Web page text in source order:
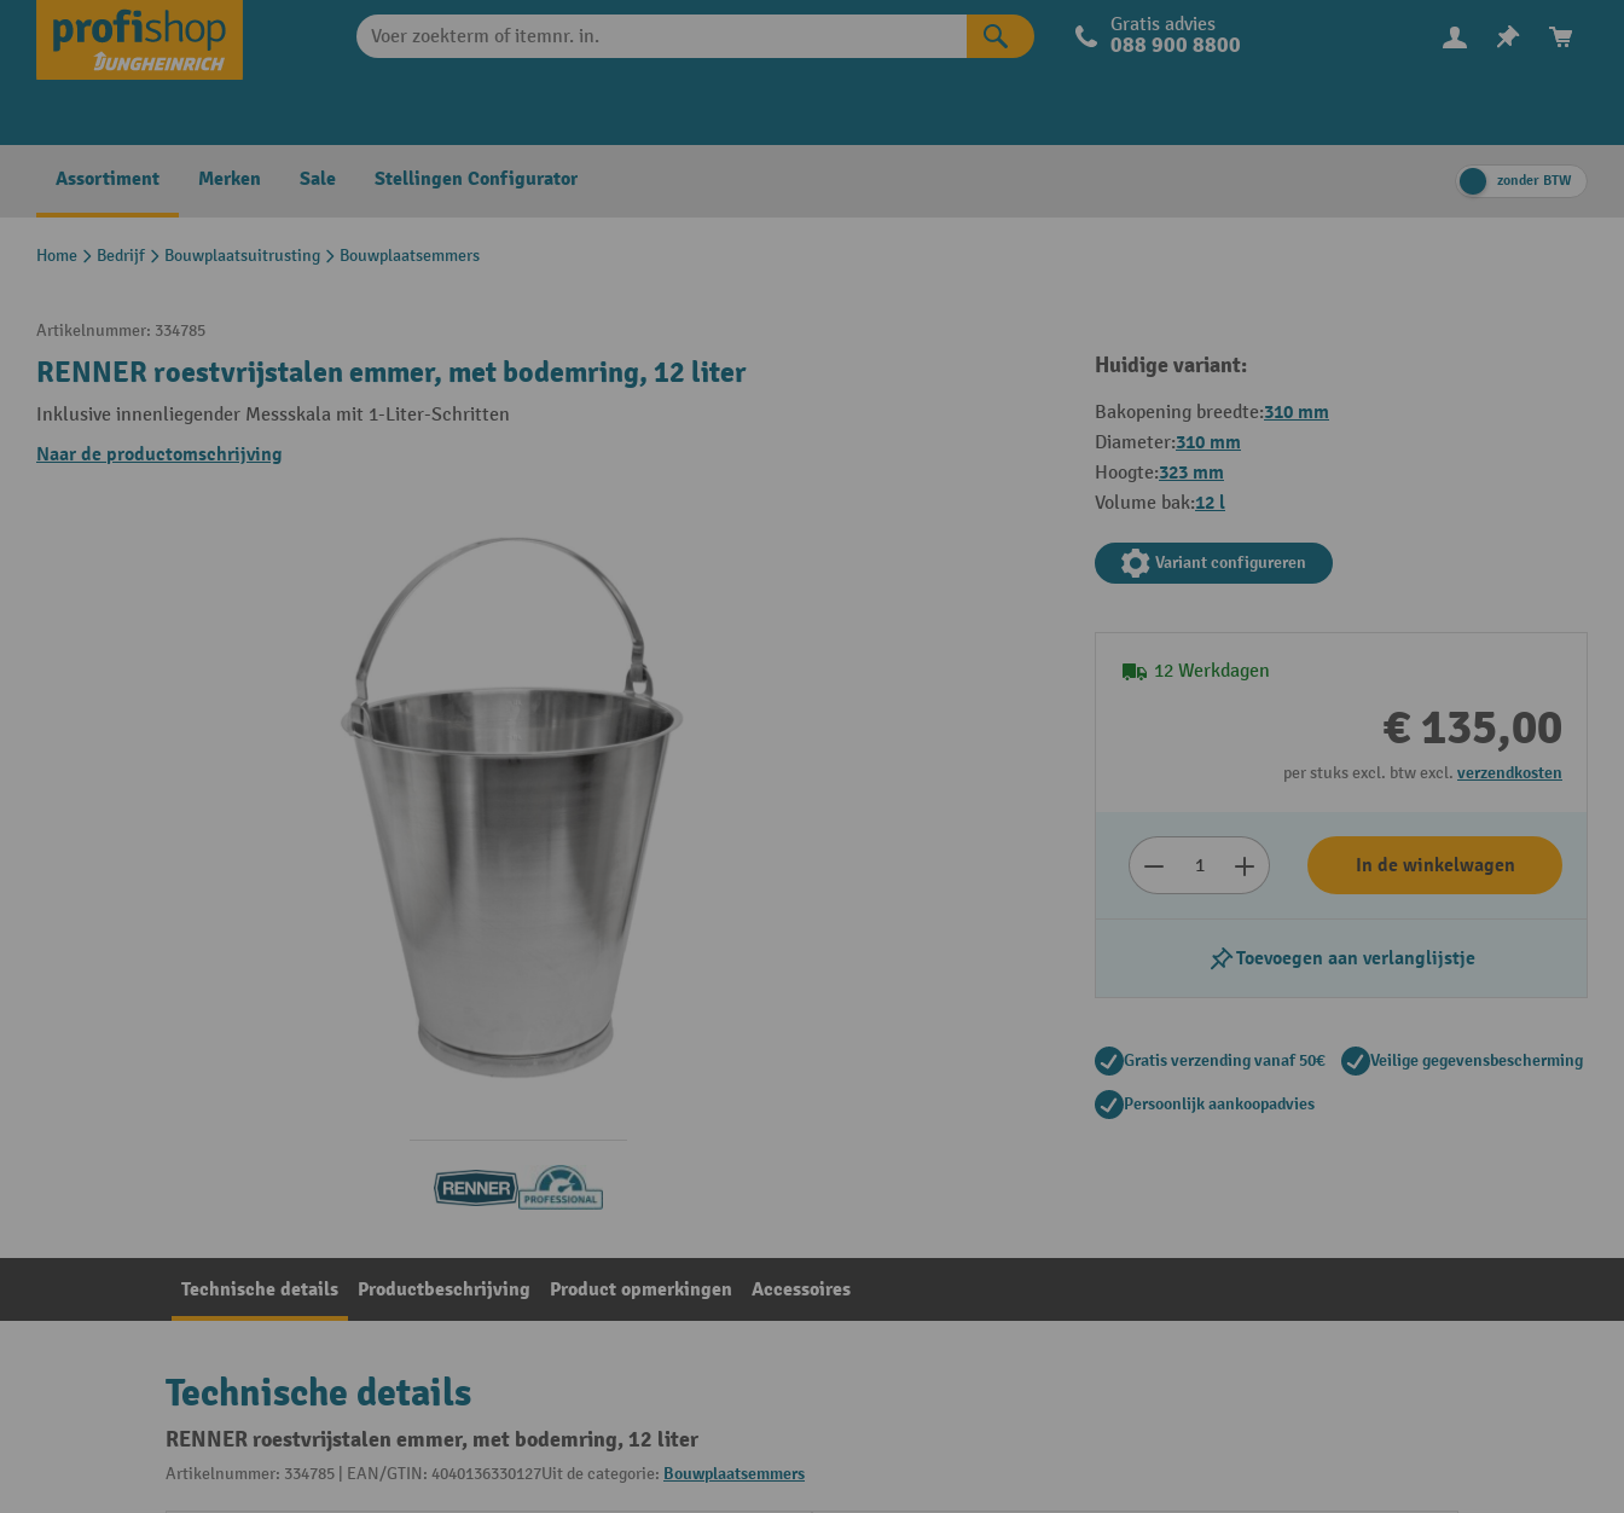
Skip to main navigation Gratis advies
088 900 8800
Assortiment Merken Sale Stellingen Configurator zonder BTW
Home Bedrijf Bouwplaatsuitrusting Bouwplaatsemmers
Artikelnummer: 334785
RENNER roestvrijstalen emmer, met bodemring, 12 liter
Inklusive innenliegender Messskala mit 1-Liter-Schritten
Naar de productomschrijving
Huidige variant:
Bakopening breedte:310 mm
Diameter:310 mm
Hoogte:323 mm
Volume bak:12 l
Variant configureren
12 Werkdagen
€ 135,00
per stuks excl. btw excl. verzendkosten
In de winkelwagen
Toevoegen aan verlanglijstje
Gratis verzending vanaf 50€ Veilige gegevensbescherming
Persoonlijk aankoopadvies
Technische details Productbeschrijving Product opmerkingen Accessoires
Technische details
RENNER roestvrijstalen emmer, met bodemring, 12 liter
Artikelnummer: 334785 | EAN/GTIN: 4040136330127Uit de categorie: Bouwplaatsemmers